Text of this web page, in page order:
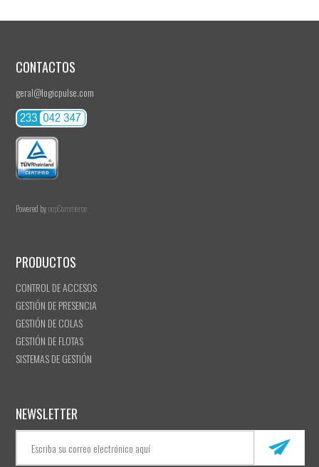
CONTACTOS
geral@logicpulse.com
Powered bynopCommerce
PRODUCTOS
CONTROL DE ACCESOS
GESTIÓN DE PRESENCIA
GESTIÓN DE COLAS
GESTIÓN DE FLOTAS
SISTEMAS DE GESTIÓN
NEWSLETTER